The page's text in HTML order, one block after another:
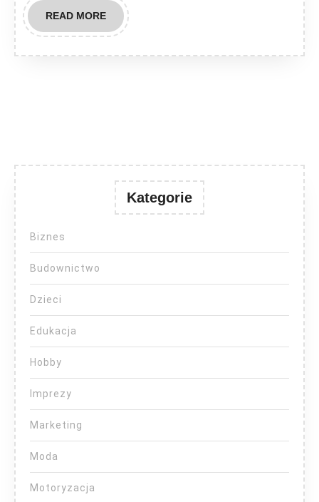
READ MOREREAD
MORE
Kategorie
Biznes
Budownictwo
Dzieci
Edukacja
Hobby
Imprezy
Marketing
Moda
Motoryzacja